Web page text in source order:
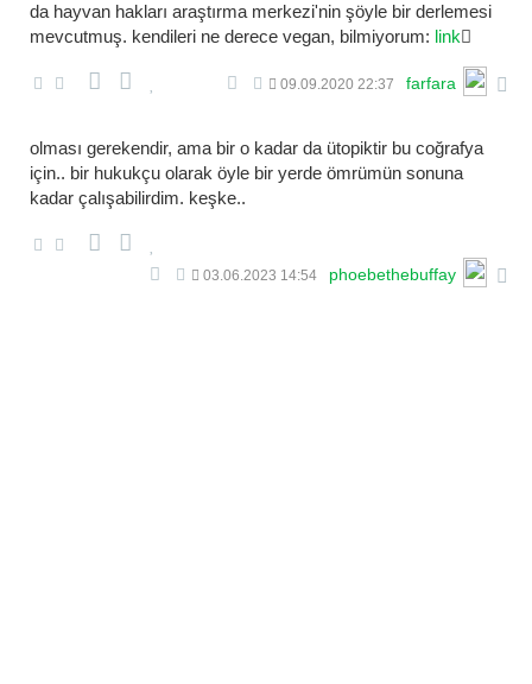
da hayvan hakları araştırma merkezi'nin şöyle bir derlemesi
mevcutmuş. kendileri ne derece vegan, bilmiyorum: link
09.09.2020 22:37 farfara
olması gerekendir, ama bir o kadar da ütopiktir bu coğrafya
için.. bir hukukçu olarak öyle bir yerde ömrümün sonuna
kadar çalışabilirdim. keşke..
03.06.2023 14:54 phoebethebuffay